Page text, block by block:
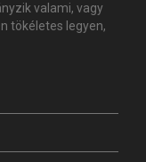
valami, vagy
tökéletes legyen,